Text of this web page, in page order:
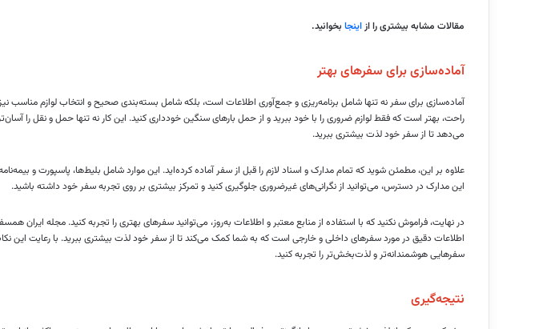
مقالات مشابه بیشتری را ازاینجا بخوانید.
آماده‌سازی برای سفرهای بهتر
آماده‌سازی برای سفر نه تنها شامل برنامه‌ریزی و جمع‌آوری اطلاعات است، بلکه شامل بسته‌بندی صحیح و انتخاب لوازم
راحت، بهتر است که فقط لوازم ضروری را با خود ببرید و از حمل بارهای سنگین خودداری کنید. این کار نه تنها حمل و نقل را
می‌دهد تا از سفر خود لذت بیشتری ببرید.
علاوه بر این، مطمئن شوید که تمام مدارک و اسناد لازم را قبل از سفر آماده کرده‌اید. این موارد شامل بلیط‌ها، پاسپورت و
این مدارک در دسترس، می‌توانید از نگرانی‌های غیرضروری جلوگیری کنید و تمرکز بیشتری بر روی تجربه سفر خود داشته باشید.
در نهایت، فراموش نکنید که با استفاده از منابع معتبر و اطلاعات به‌روز، می‌توانید سفرهای بهتری را تجربه کنید. مجله ایران
اطلاعات دقیق در مورد سفرهای داخلی و خارجی است که به شما کمک می‌کند تا از سفر خود لذت بیشتری ببرید. با رعایت این
سفرهایی هوشمندانه‌تر و لذت‌بخش‌تر را تجربه کنید.
نتیجه‌گیری